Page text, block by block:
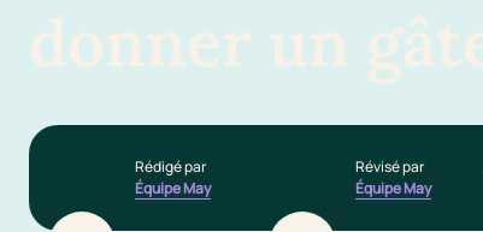
donner un
Rédigé par
Équipe May
Révisé par
Équipe May